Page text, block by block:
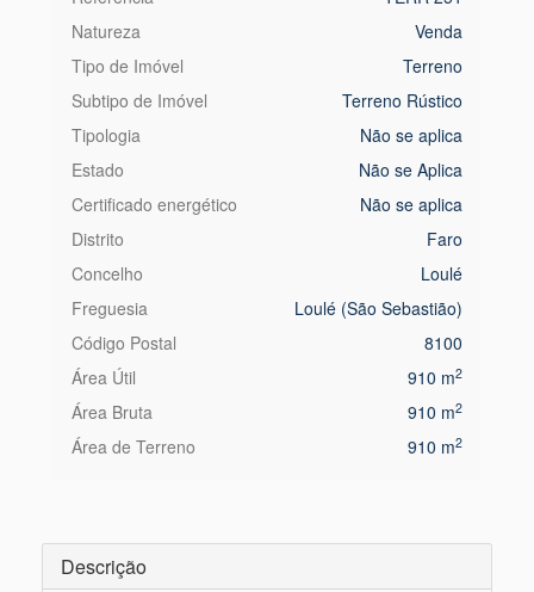
Natureza
Venda
Tipo de Imóvel
Terreno
Subtipo de Imóvel
Terreno Rústico
Tipologia
Não se aplica
Estado
Não se Aplica
Certificado energético
Não se aplica
Distrito
Faro
Concelho
Loulé
Freguesia
Loulé (São Sebastião)
Código Postal
8100
Área Útil
910 m2
Área Bruta 910 m2
Área de Terreno 910 m2
Descrição